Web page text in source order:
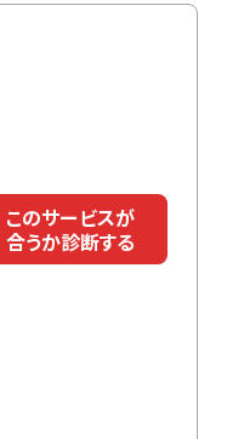
このサービスが
合うか診断する